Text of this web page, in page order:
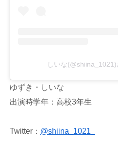
しいな
ゆずき・しいな
出演時学年：高校3年生
Twitter： @shiina_1021_